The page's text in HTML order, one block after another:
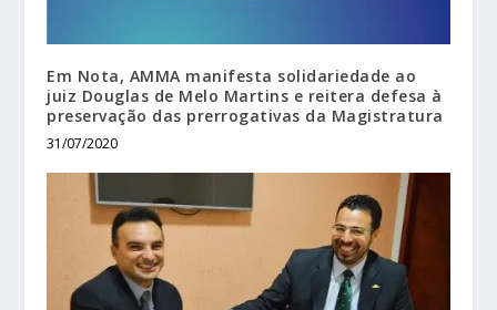
Em Nota, AMMA manifesta solidariedade ao
juiz Douglas de Melo Martins e reitera defesa à
preservação das prerrogativas da Magistratura
31/07/2020